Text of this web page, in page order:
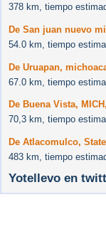
378 km, tiempo
De San juan nuevo
54.0 km, tiempo
De Uruapan,
67.0 km, tiempo
De Buena Vista,
70,3 km, tiempo
De Atlacomulco,
483 km, tiempo
Yotellevo en